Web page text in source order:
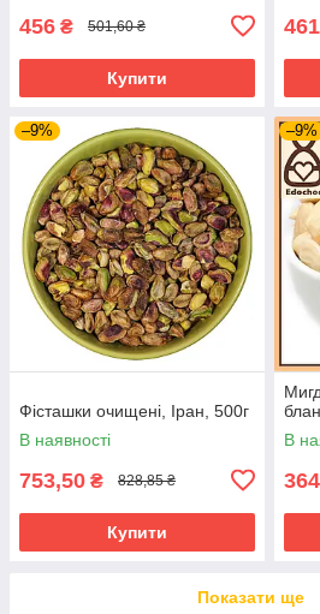
456 ₴ 501,60 ₴
Купити
461
–9%
Фісташки очищені, Іран, 500г
В наявності
753,50 ₴ 828,85 ₴
Купити
–9%
В
Показати ще